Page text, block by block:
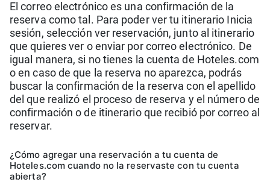
El correo electrónico es una confirmación de la
reserva como tal. Para poder ver tu itinerario Inicia
sesión, selección ver reservación, junto al itinerario
que quieres ver o enviar por correo electrónico. De
igual manera, si no tienes la cuenta de Hoteles.com
o en caso de que la reserva no aparezca, podrás
buscar la confirmación de la reserva con el apellido
del que realizó el proceso de reserva y el número de
confirmación o de itinerario que recibió por correo al
reservar.
¿Cómo agregar una reservación a tu cuenta de
Hoteles.com cuando no la reservaste con tu cuenta
abierta?